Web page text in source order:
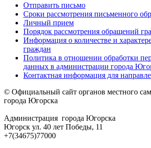
Отправить письмо
Сроки рассмотрения письменного
Личный прием
Порядок рассмотрения обращений
Информация о количестве и
граждан
Политика в отношении обработки
данных в администрации города
Контактная информация для
© Официальный сайт органов местного
города Югорска
Администрация города Югорска
Югорск ул. 40 лет Победы, 11
+7(34675)77000